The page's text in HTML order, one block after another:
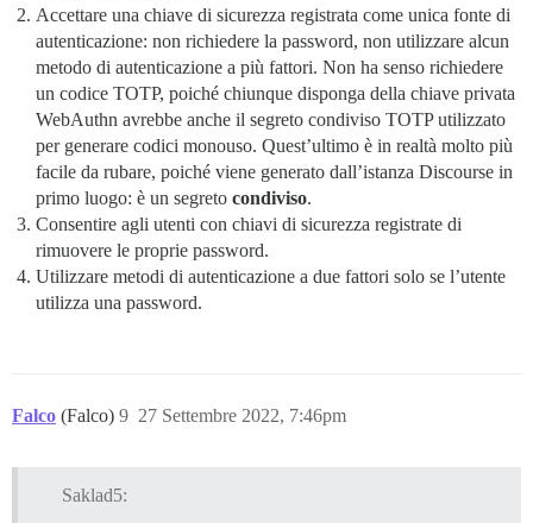
Accettare una chiave di sicurezza registrata come unica fonte di
autenticazione: non richiedere la password, non utilizzare alcun
metodo di autenticazione a più fattori. Non ha senso richiedere
un codice TOTP, poiché chiunque disponga della chiave privata
WebAuthn avrebbe anche il segreto condiviso TOTP utilizzato
per generare codici monouso. Quest’ultimo è in realtà molto più
facile da rubare, poiché viene generato dall’istanza Discourse in
primo luogo: è un segreto condiviso.
Consentire agli utenti con chiavi di sicurezza registrate di
rimuovere le proprie password.
Utilizzare metodi di autenticazione a due fattori solo se l’utente
utilizza una password.
Falco (Falco) 27 Settembre 2022, 7:46pm
9
Saklad5: